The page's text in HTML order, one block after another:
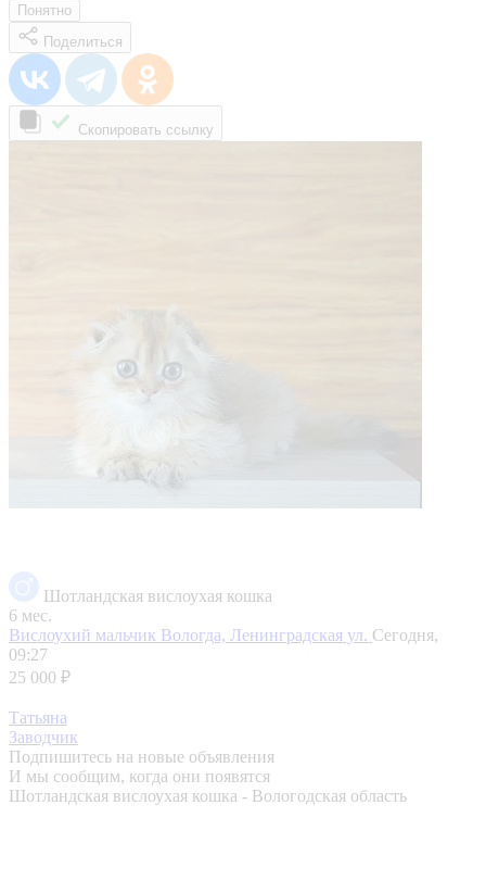
Понятно
Поделиться
Скопировать ссылку
Шотландская вислоухая кошка
6 мес.
Вислоухий мальчик Вологда, Ленинградская ул. Сегодня,
09:27
25 000 ₽
Татьяна
Заводчик
Подпишитесь на новые объявления
И мы сообщим, когда они появятся
Шотландская вислоухая кошка - Вологодская область